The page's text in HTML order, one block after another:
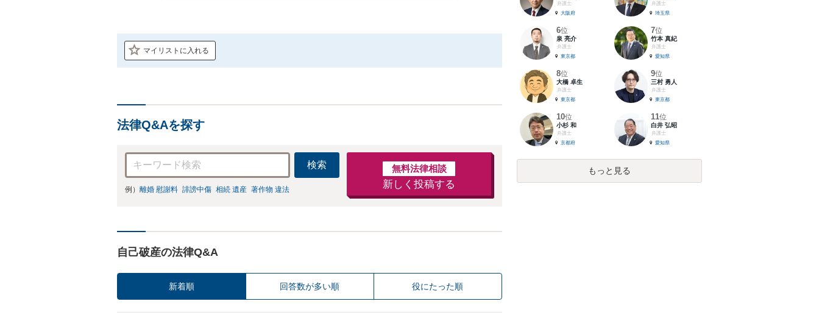
マイリストに入れる
法律Q&Aを探す
検索
例） 離婚 慰謝料 誹謗中傷 相続 遺産 著作物 違法
無料法律相談
新しく投稿する
自己破産の法律Q&A
新着順 回答数が多い順 役にたった順
弁護士
大阪府
弁護士
埼玉県
6位
泉 亮介
弁護士
東京都
7位
竹本 真紀
弁護士
愛知県
8位
大橋 卓生
弁護士
東京都
9位
三村 勇人
弁護士
東京都
10位
小杉 和
弁護士
京都府
11位
白井 弘昭
弁護士
愛知県
もっと見る